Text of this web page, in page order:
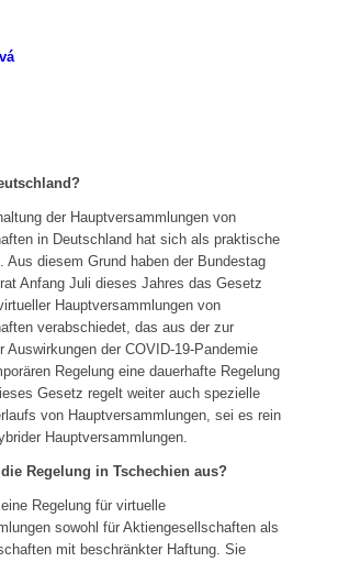
der Hauptversammlungen von
in Deutschland hat sich als praktische
Aus diesem Grund haben der Bundestag
Anfang Juli dieses Jahres das Gesetz
Hauptversammlungen von
verabschiedet, das aus der zur
Auswirkungen der COVID-19-Pandemie
Regelung eine dauerhafte Regelung
Gesetz regelt weiter auch spezielle
von Hauptversammlungen, sei es rein
Hauptversammlungen.
Regelung in Tschechien aus?
Regelung für virtuelle
sowohl für Aktiengesellschaften als
mit beschränkter Haftung. Sie